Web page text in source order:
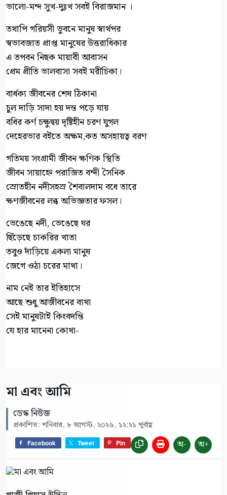
ভালো-মন্দ সুখ-দুঃখ সবই বিরাজমান ।
তথাপি গরিয়সী ভুবনে মানুষ স্বার্থপর
স্বভাবজাত প্রাপ্ত মানুষের উত্তরাধিকার
এ তপবন নিছক মায়াবী আবাসন
প্রেম প্রীতি ভালবাসা সবই মরীচিকা।
বার্ধক্য জীবনের শেষ ঠিকানা
চুল দাড়ি সাদা হয় দন্ত পড়ে যায়
বধির কর্ণ চক্ষুদ্বয় দৃষ্টিহীন চরণ যুগল
দেহেরভার বইতে অক্ষম,কত অসহায়ত্ব বরণ
গতিময় সংগ্রামী জীবন ক্ষণিক স্থিতি
জীবন সায়াহ্নে পরাজিত বন্দী সৈনিক
স্রোতহীন নদীসহস্র শৈবালদাম বধে তারে
ক্ষণজীবনের লব্ধ অভিজ্ঞতার ফসল।
ভেঙেছে নদী, ভেঙেছে ঘর
ছিঁড়েছে চাকরির খাতা
তবুও দাঁড়িয়ে একলা মানুষ
জেগে ওঠা চরের মাথা।
নাম নেই তার ইতিহাসে
আছে শুধু আজীবনের ব্যথা
সেই মানুষটাই কিংবদন্তি
যে হার মানেনা কোথা-
মা এবং আমি
ডেস্ক নিউজ
প্রকাশিত: শনিবার, ৮ আগস্ট, ২০২৬, ১২:২১ পূর্বাহ্ণ
Facebook Tweet Pin অ- অ+